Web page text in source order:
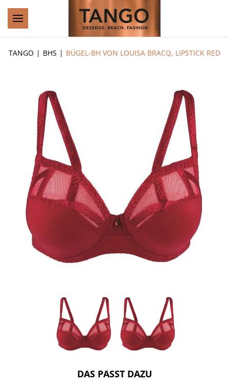
Zum Hauptinhalt springen
TANGO BHS BÜGEL-BH VON LOUISA BRACQ, LIPSTICK RED
DAS PASST DAZU